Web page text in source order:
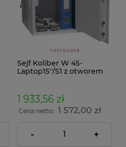
Sejf Koliber W 45-
Laptop15''/S1 z otworem
1 933,56 zł
Cena netto: 1 572,00 zł
- +